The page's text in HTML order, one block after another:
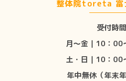
整体院toreta 富
受付時間
月〜金｜10：
土・日｜10：
年中無休（年末